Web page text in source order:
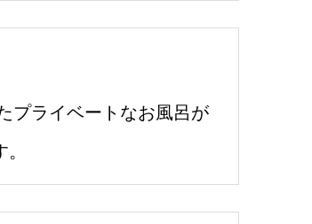
プライベートなお風呂が